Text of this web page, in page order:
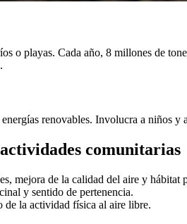
o playas. Cada año, 8 millones de
renovables. Involucra a niños
comunitarias
mejora de la calidad del aire y hábitat
y sentido de pertenencia.
de la actividad física al aire libre.